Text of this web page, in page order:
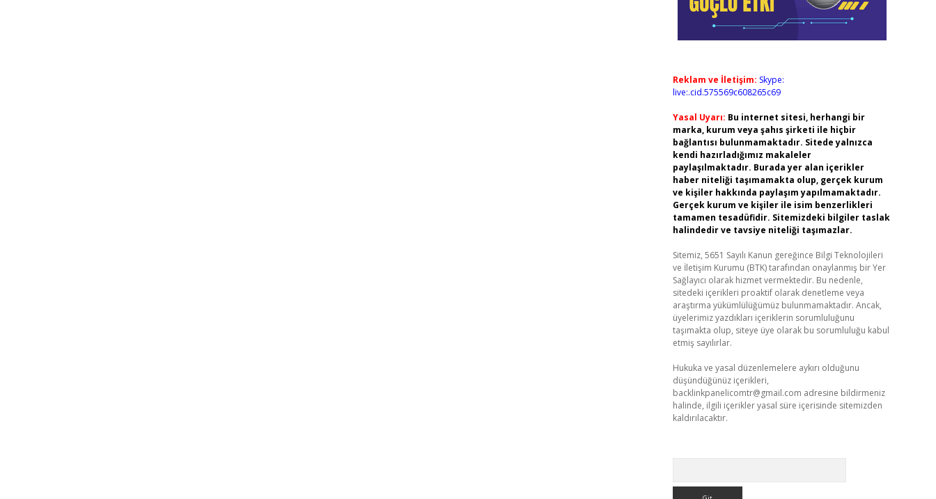
Reklam ve İletişim: Skype:
live:.cid.575569c608265c69
Yasal Uyarı: Bu internet sitesi, herhangi bir
marka, kurum veya şahıs şirketi ile hiçbir
bağlantısı bulunmamaktadır. Sitede yalnızca
kendi hazırladığımız makaleler
paylaşılmaktadır. Burada yer alan içerikler
haber niteliği taşımamakta olup, gerçek kurum
ve kişiler hakkında paylaşım yapılmamaktadır.
Gerçek kurum ve kişiler ile isim benzerlikleri
tamamen tesadüfidir. Sitemizdeki bilgiler taslak
halindedir ve tavsiye niteliği taşımazlar.
Sitemiz, 5651 Sayılı Kanun gereğince Bilgi Teknolojileri
ve İletişim Kurumu (BTK) tarafından onaylanmış bir Yer
Sağlayıcı olarak hizmet vermektedir. Bu nedenle,
sitedeki içerikleri proaktif olarak denetleme veya
araştırma yükümlülüğümüz bulunmamaktadır. Ancak,
üyelerimiz yazdıkları içeriklerin sorumluluğunu
taşımakta olup, siteye üye olarak bu sorumluluğu kabul
etmiş sayılırlar.
Hukuka ve yasal düzenlemelere aykırı olduğunu
düşündüğünüz içerikleri,
backlinkpanelicomtr@gmail.com adresine bildirmeniz
halinde, ilgili içerikler yasal süre içerisinde sitemizden
kaldırılacaktır.